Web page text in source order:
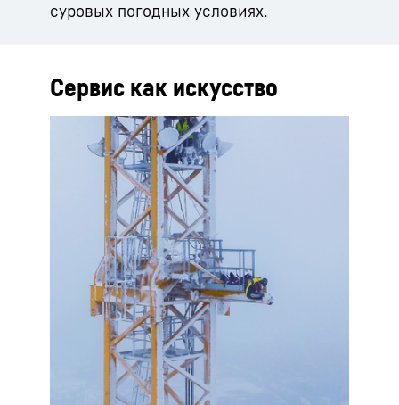
суровых погодных условиях.
Сервис как искусство